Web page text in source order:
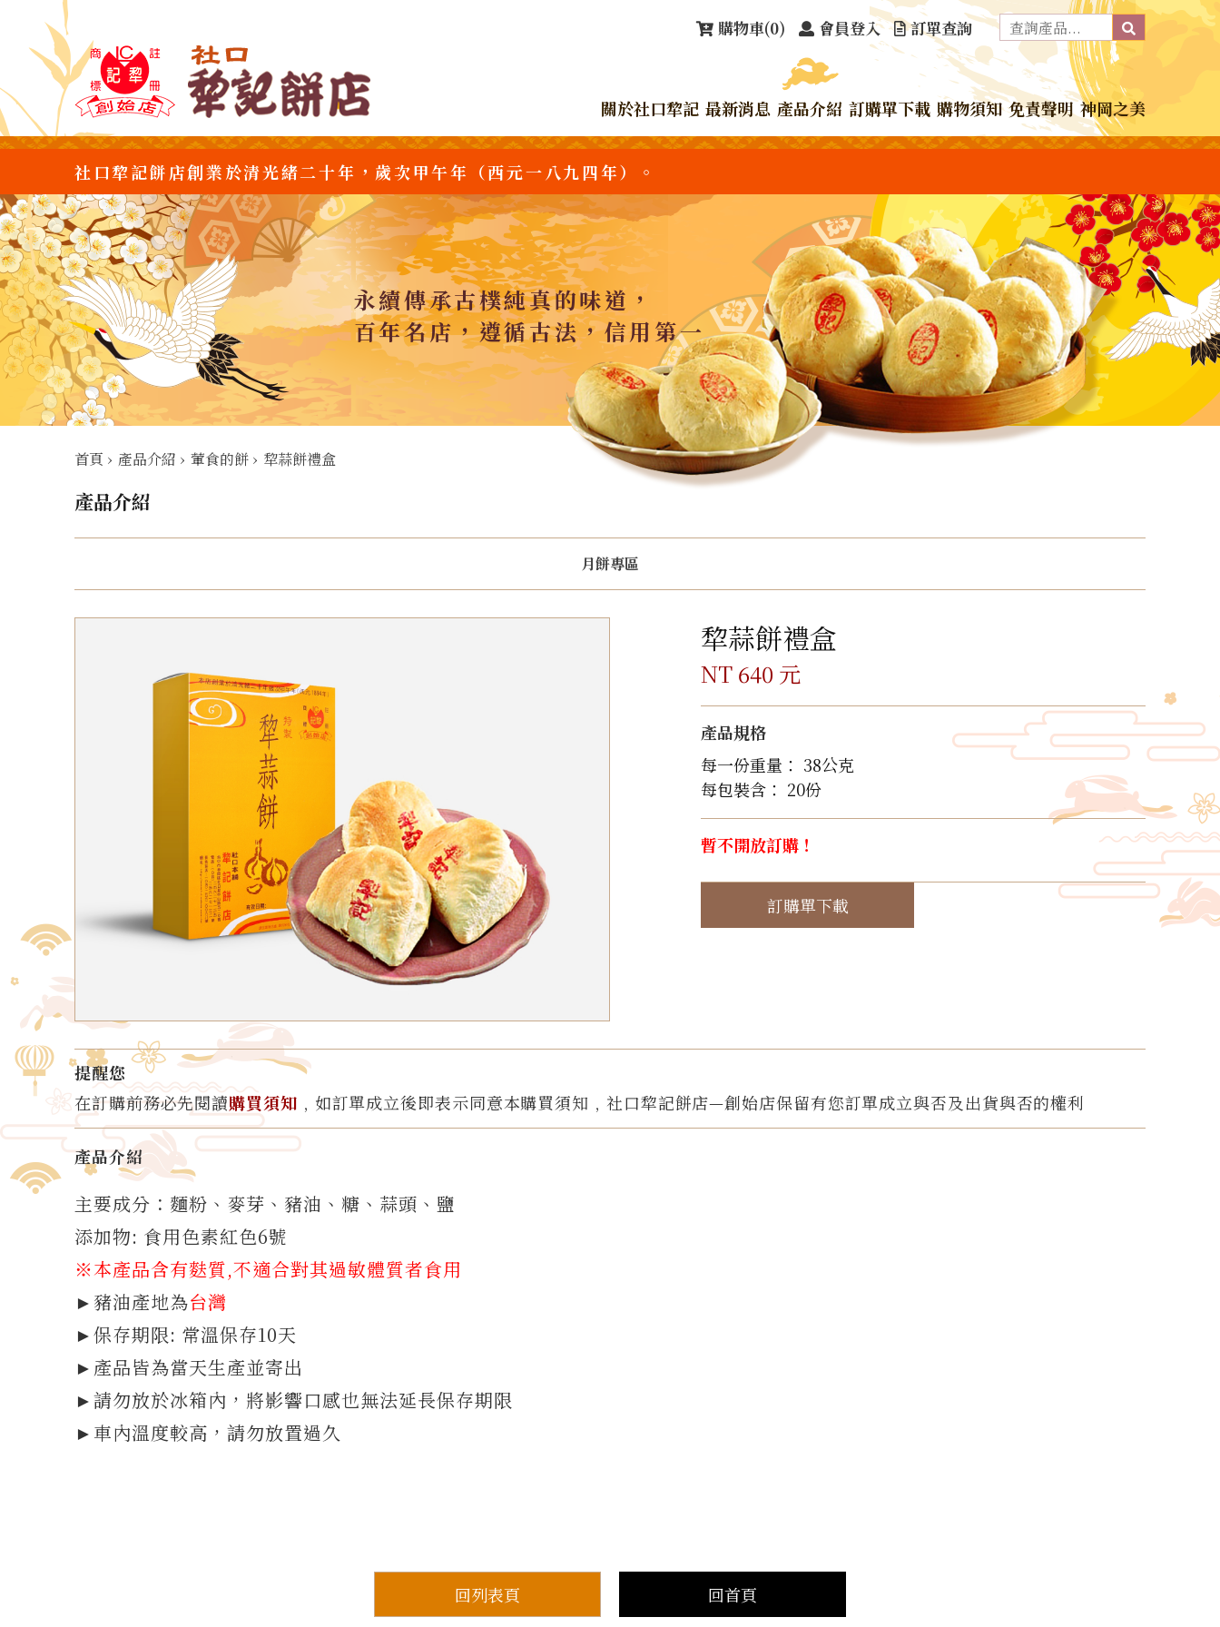
購物車(0) 會員登入 訂單查詢
關於社口犂記 最新消息 產品介紹 訂購單下載 購物須知 免責聲明 神岡之美
社口犂記餅店創業於清光緒二十年，歲次甲午年（西元一八九四年）。
永續傳承古樸純真的味道，
百年名店，遵循古法，信用第一
首頁 › 產品介紹 › 葷食的餅 › 犂蒜餅禮盒
產品介紹
月餅專區
犂蒜餅禮盒
NT 640 元
產品規格
每一份重量： 38公克
每包裝含： 20份
暫不開放訂購！
訂購單下載
提醒您
在訂購前務必先閱讀購買須知 ﹐如訂單成立後即表示同意本購買須知﹐社口犂記餅店—創始店保留有您訂單成立與否及出貨與否的權利
產品介紹
主要成分：麵粉、麥芽、豬油、糖、蒜頭、鹽
添加物: 食用色素紅色6號
※本產品含有麩質,不適合對其過敏體質者食用
►豬油產地為台灣
►保存期限: 常溫保存10天
►產品皆為當天生產並寄出
►請勿放於冰箱內，將影響口感也無法延長保存期限
►車內溫度較高，請勿放置過久
回列表頁 回首頁